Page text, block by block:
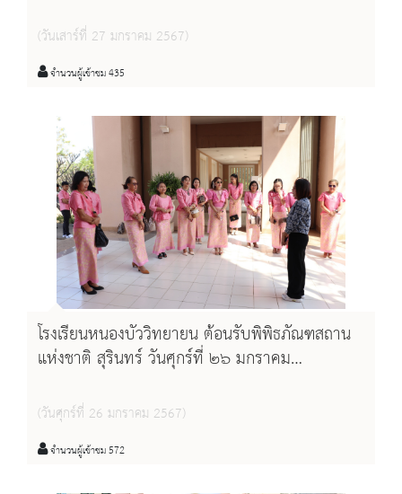
(วันเสาร์ที่ 27 มกราคม 2567)
จำนวนผู้เข้าชม 435
โรงเรียนหนองบัววิทยายน ต้อนรับพิพิธภัณฑสถาน
แห่งชาติ สุรินทร์ วันศุกร์ที่ ๒๖ มกราคม
(วันศุกร์ที่ 26 มกราคม 2567)
จำนวนผู้เข้าชม 572